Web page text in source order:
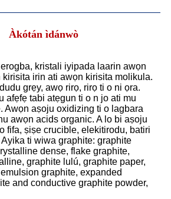
Àkótán ìdánwò
kristali iyipada laarin awọn
kirisita irin ati awọn kirisita molikula.
grẹy, awọ rirọ, rirọ ti o ni ọra.
afẹfẹ tabi atẹgun ti o n jo ati mu
Awọn aṣoju oxidizing ti o lagbara
awọn acids organic. A lo bi aṣoju
fifa, ṣiṣe crucible, elekitirodu, batiri
ti wiwa graphite: graphite
dense, flake graphite,
graphite lulú, graphite paper,
graphite, expanded
and conductive graphite powder,